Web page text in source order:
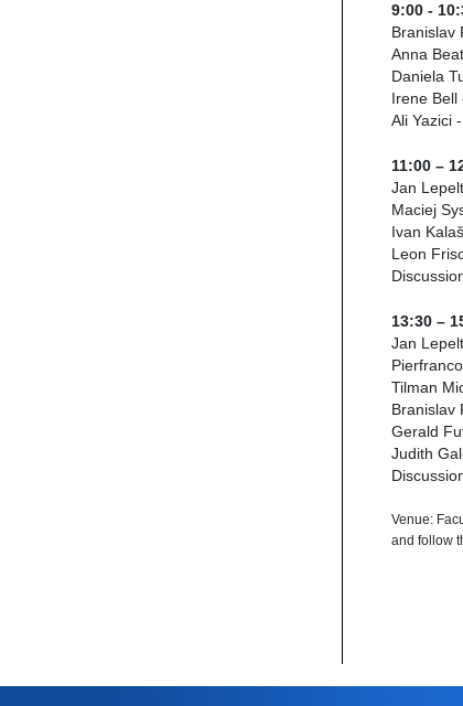
9:00 -
Branislav
Anna
Daniela
Irene
Ali Yazici
11:00 –
Jan
Maciej
Ivan
Leon
13:30 –
Jan
Tilman
Branislav
Gerald
Judith
Venue:
and follow